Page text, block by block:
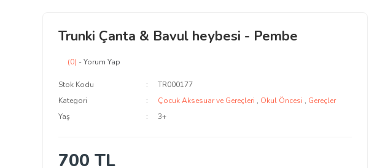
Trunki Çanta & Bavul heybesi - Pembe
(0) - Yorum Yap
Stok Kodu
TR000177
Kategori
Çocuk Aksesuar ve Gereçleri , Okul Öncesi , Gereçler
Yaş
3+
700 TL